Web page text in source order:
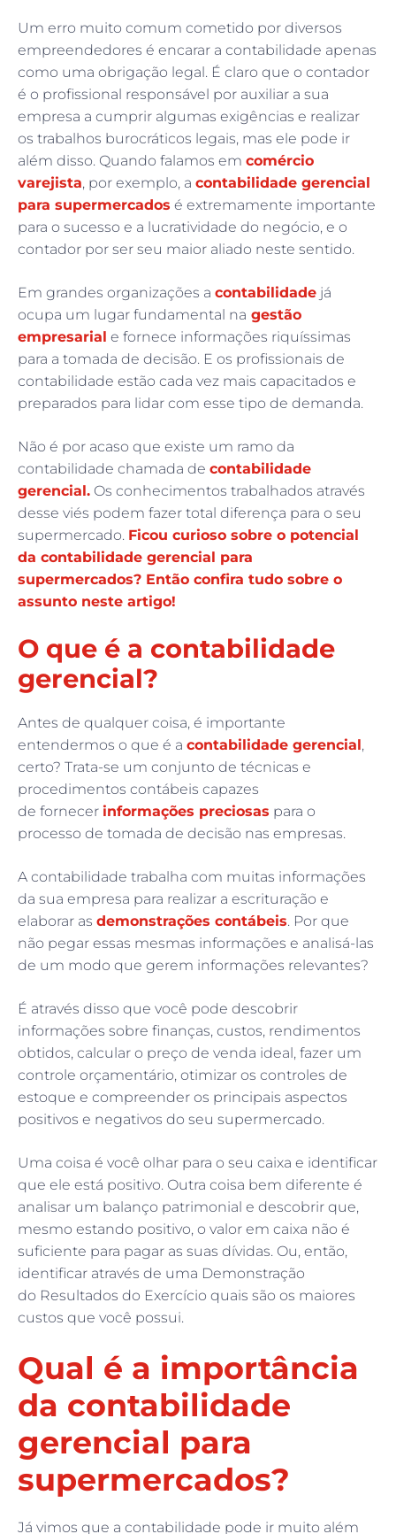
Um erro muito comum cometido por diversos
empreendedores é encarar a contabilidade apenas
como uma obrigação legal. É claro que o contador
é o profissional responsável por auxiliar a sua
empresa a cumprir algumas exigências e realizar
os trabalhos burocráticos legais, mas ele pode ir
além disso. Quando falamos em comércio
varejista, por exemplo, a contabilidade gerencial
para supermercados é extremamente importante
para o sucesso e a lucratividade do negócio, e o
contador por ser seu maior aliado neste sentido.
Em grandes organizações a contabilidade já
ocupa um lugar fundamental na gestão
empresarial e fornece informações riquíssimas
para a tomada de decisão. E os profissionais de
contabilidade estão cada vez mais capacitados e
preparados para lidar com esse tipo de demanda.
Não é por acaso que existe um ramo da
contabilidade chamada de contabilidade
gerencial. Os conhecimentos trabalhados através
desse viés podem fazer total diferença para o seu
supermercado. Ficou curioso sobre o potencial
da contabilidade gerencial para
supermercados? Então confira tudo sobre o
assunto neste artigo!
O que é a contabilidade
gerencial?
Antes de qualquer coisa, é importante
entendermos o que é a contabilidade gerencial,
certo? Trata-se um conjunto de técnicas e
procedimentos contábeis capazes
de fornecer informações preciosas para o
processo de tomada de decisão nas empresas.
A contabilidade trabalha com muitas informações
da sua empresa para realizar a escrituração e
elaborar as demonstrações contábeis. Por que
não pegar essas mesmas informações e analisá-las
de um modo que gerem informações relevantes?
É através disso que você pode descobrir
informações sobre finanças, custos, rendimentos
obtidos, calcular o preço de venda ideal, fazer um
controle orçamentário, otimizar os controles de
estoque e compreender os principais aspectos
positivos e negativos do seu supermercado.
Uma coisa é você olhar para o seu caixa e identificar
que ele está positivo. Outra coisa bem diferente é
analisar um balanço patrimonial e descobrir que,
mesmo estando positivo, o valor em caixa não é
suficiente para pagar as suas dívidas. Ou, então,
identificar através de uma Demonstração
do Resultados do Exercício quais são os maiores
custos que você possui.
Qual é a importância
da contabilidade
gerencial para
supermercados?
Já vimos que a contabilidade pode ir muito além